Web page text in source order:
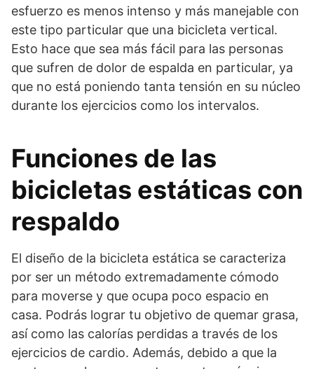
esfuerzo es menos intenso y más manejable con
este tipo particular que una bicicleta vertical.
Esto hace que sea más fácil para las personas
que sufren de dolor de espalda en particular, ya
que no está poniendo tanta tensión en su núcleo
durante los ejercicios como los intervalos.
Funciones de las
bicicletas estáticas con
respaldo
El diseño de la bicicleta estática se caracteriza
por ser un método extremadamente cómodo
para moverse y que ocupa poco espacio en
casa. Podrás lograr tu objetivo de quemar grasa,
así como las calorías perdidas a través de los
ejercicios de cardio. Además, debido a que la